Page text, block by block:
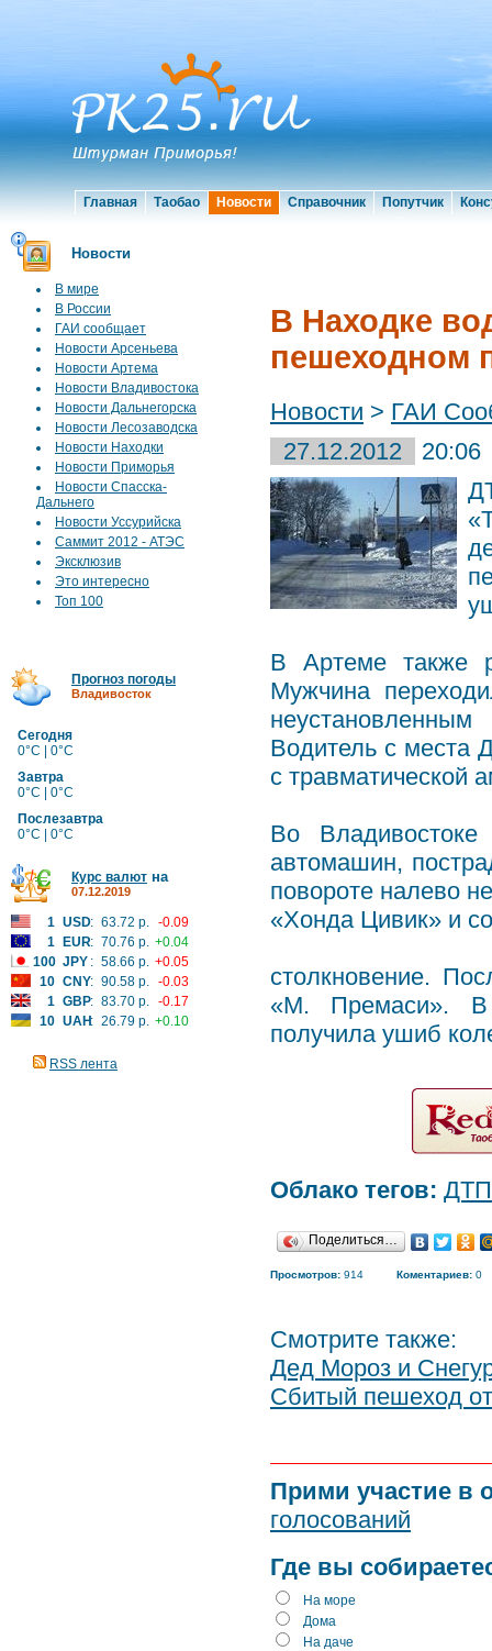
Главная Таобао Новости Справочник Попутчик
Новости
В мире
В России
ГАИ сообщает
Новости Арсеньева
Новости Артема
Новости Владивостока
Новости Дальнегорска
Новости Лесозаводска
Новости Находки
Новости Приморья
Новости Спасска-
Дальнего
Новости Уссурийска
Саммит 2012 - АТЭС
Эксклюзив
Это интересно
Топ 100
Прогноз погоды
Владивосток
Сегодня
0°C | 0°C
Завтра
0°C | 0°C
Послезавтра
0°C | 0°C
Курс валют на
07.12.2019
1 USD: 63.72 р. -0.09
1
EUR: 70.76 р. +0.04
100 JPY : 58.66 р. +0.05
10 CNY: 90.58 р. -0.03
1 GBP: 83.70 р. -0.17
10 UAH: 26.79 р. +0.10
RSS лента
В Находке
пешеходном
Новости > ГАИ
27.12.2012
20:06
В Артеме также
Мужчина
Водитель с места
с травматической
Во
автомашин,
повороте налево
«Хонда Цивик» и
столкновение.
«М. Премаси». В
получила ушиб
Облако тегов: ДТП
Поделиться…
Просмотров: 914 Коментариев: 0
Смотрите также:
Дед Мороз и
Сбитый пешеход
Прими участие в
голосований
Где вы
На море
Дома
На даче